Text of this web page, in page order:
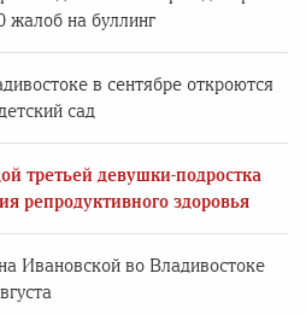
жалоб на буллинг
в сентябре откроются
сад
третьей девушки-подростка
репродуктивного здоровья
Ивановской во Владивостоке